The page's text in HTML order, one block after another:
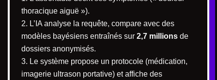
thoracique aiguë »).
L’IA analyse la requête, compare avec des
modèles bayésiens entraînés sur 2,7 millions de
dossiers anonymisés.
Le système propose un protocole (médication,
imagerie ultrason portative) et affiche des